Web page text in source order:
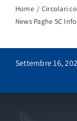
Home
Circolari
News Paghe SC
Settembre 16,